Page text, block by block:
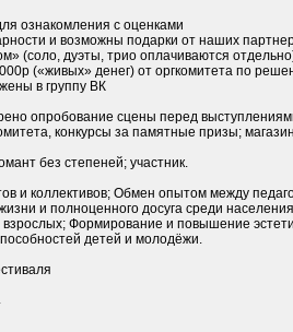
ознакомления с оценками
и возможны подарки от наших
(соло, дуэты, трио оплачиваются
(«живых» денег) от оргкомитета по
в группу ВК
опробование сцены перед
конкурсы за памятные призы;
без степеней; участник.
и коллективов; Обмен опытом между
и полноценного досуга среди
Формирование и повышение
детей и молодёжи.